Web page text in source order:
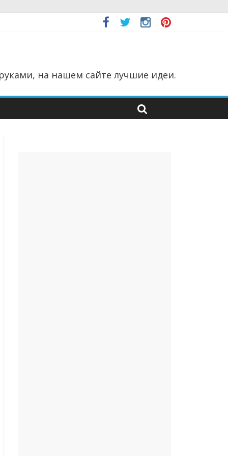
на нашем сайте лучшие идеи.